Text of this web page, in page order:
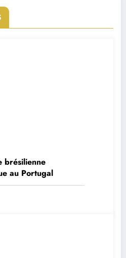
brésilienne
au Portugal